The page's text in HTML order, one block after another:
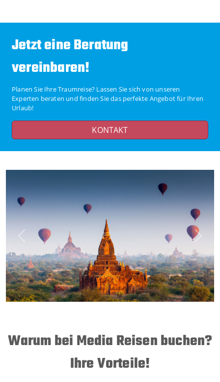
Jetzt eine Beratung
vereinbaren!
Planen Sie Ihre Traumreise? Lassen Sie sich von unseren
Experten beraten und finden Sie das perfekte Angebot für Ihren
Urlaub!
KONTAKT
Previous
Warum bei Media Reisen buchen?
Ihre Vorteile!